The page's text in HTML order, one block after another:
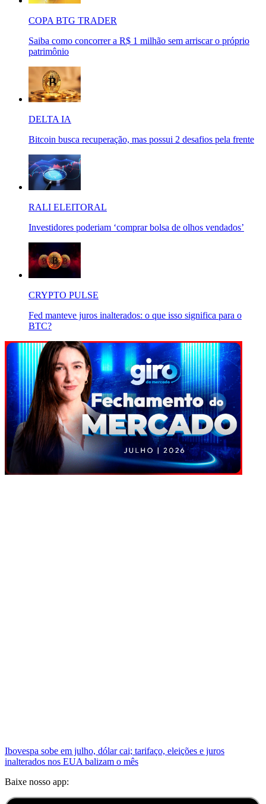
COPA BTG TRADER
Saiba como concorrer a R$ 1 milhão sem arriscar o próprio
patrimônio
DELTA IA
Bitcoin busca recuperação, mas possui 2 desafios pela frente
RALI ELEITORAL
Investidores poderiam ‘comprar bolsa de olhos vendados’
CRYPTO PULSE
Fed manteve juros inalterados: o que isso significa para o
BTC?
Ibovespa sobe em julho, dólar cai; tarifaço, eleições e juros
inalterados nos EUA balizam o mês
Baixe nosso app: